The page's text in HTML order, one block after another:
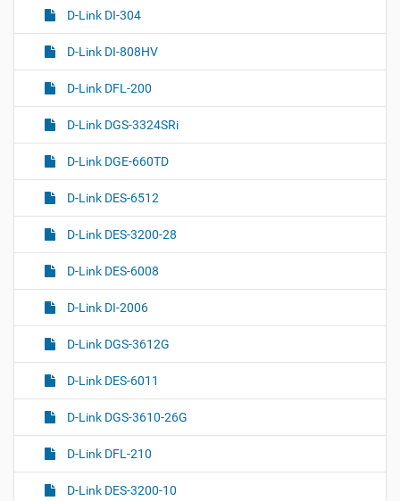
D-Link DI-304
D-Link DI-808HV
D-Link DFL-200
D-Link DGS-3324SRi
D-Link DGE-660TD
D-Link DES-6512
D-Link DES-3200-28
D-Link DES-6008
D-Link DI-2006
D-Link DGS-3612G
D-Link DES-6011
D-Link DGS-3610-26G
D-Link DFL-210
D-Link DES-3200-10